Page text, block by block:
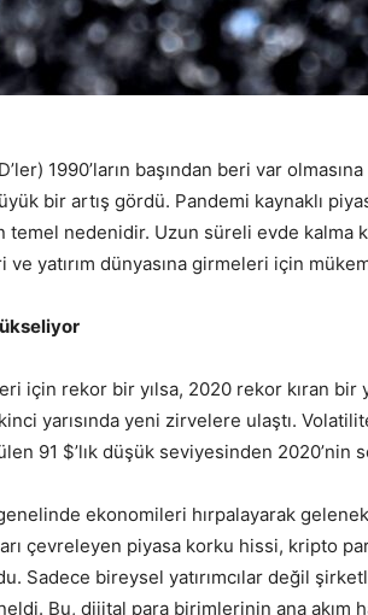
1990’ların başından beri var
bir artış gördü. Pandemi kaynaklı
temel nedenidir. Uzun süreli evde kalma
yatırım dünyasına girmeleri için
için rekor bir yılsa, 2020 rekor kıran bir
yarısında yeni zirvelere ulaştı.
91 $’lık düşük seviyesinden 2020’nin
ekonomileri hırpalayarak
çevreleyen piyasa korku hissi, kripto
Sadece bireysel yatırımcılar değil
Bu, dijital para birimlerinin ana akım